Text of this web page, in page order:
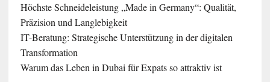
Höchste Schneideleistung „Made in Germany“: Qualität,
Präzision und Langlebigkeit
IT-Beratung: Strategische Unterstützung in der digitalen
Transformation
Warum das Leben in Dubai für Expats so attraktiv ist